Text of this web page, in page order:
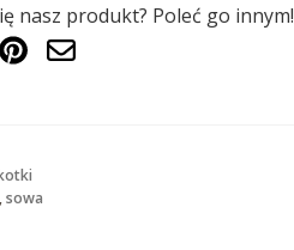
nasz produkt? Poleć go innym!
,sowa